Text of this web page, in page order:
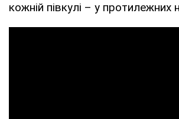
кожній півкулі – у протилежних